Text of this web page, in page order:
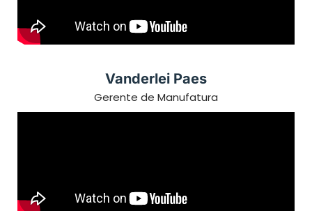
Vanderlei Paes
Gerente de Manufatura